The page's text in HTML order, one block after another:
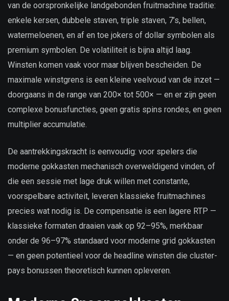
van de oorspronkelijke landgebonden fruitmachine traditie:
enkele kersen, dubbele staven, triple staven, 7’s, bellen,
watermeloenen, en af en toe jokers of dollar symbolen als
premium symbolen. De volatiliteit is bijna altijd laag.
Winsten komen vaak voor maar blijven bescheiden. De
maximale winstgrens is een kleine veelvoud van de inzet —
doorgaans in de range van 200× tot 500× — en er zijn geen
complexe bonusfuncties, geen gratis spins rondes, en geen
multiplier accumulatie.
De aantrekkingskracht is eenvoudig: voor spelers die
moderne gokkasten mechanisch overweldigend vinden, of
die een sessie met lage druk willen met constante,
voorspelbare activiteit, leveren klassieke fruitmachines
precies wat nodig is. De compensatie is een lagere RTP —
klassieke formaten draaien vaak op 92–95%, merkbaar
onder de 96–97% standaard voor moderne grid gokkasten
— en geen potentieel voor de headline winsten die cluster-
pays bonussen theoretisch kunnen opleveren.